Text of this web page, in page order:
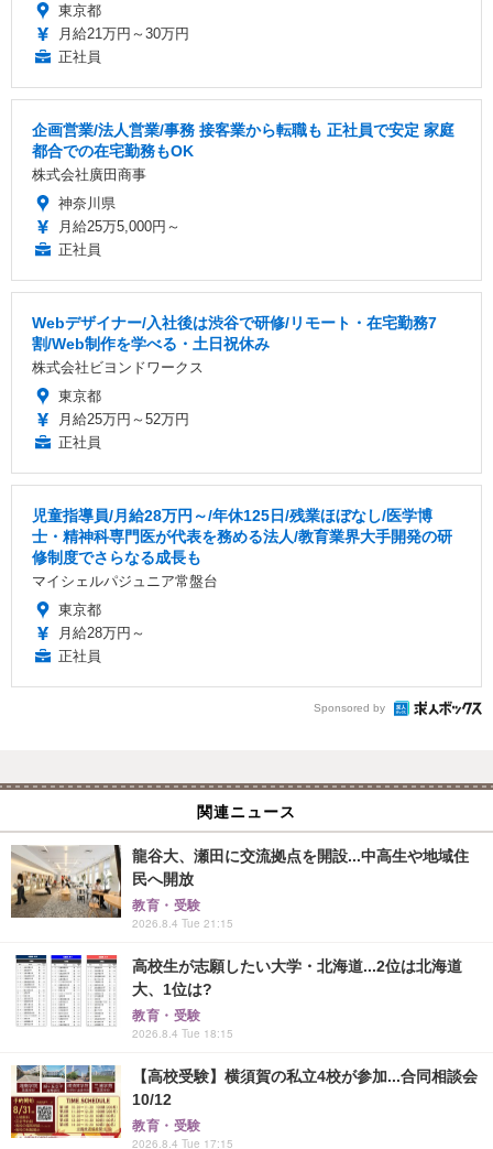
東京都
月給21万円～30万円
正社員
企画営業/法人営業/事務 接客業から転職も 正社員で安定 家庭
都合での在宅勤務もOK
株式会社廣田商事
神奈川県
月給25万5,000円～
正社員
Webデザイナー/入社後は渋谷で研修/リモート・在宅勤務7
割/Web制作を学べる・土日祝休み
株式会社ビヨンドワークス
東京都
月給25万円～52万円
正社員
児童指導員/月給28万円～/年休125日/残業ほぼなし/医学博
士・精神科専門医が代表を務める法人/教育業界大手開発の研
修制度でさらなる成長も
マイシェルパジュニア常盤台
東京都
月給28万円～
正社員
Sponsored by
関連ニュース
龍谷大、瀬田に交流拠点を開設...中高生や地域住
民へ開放
教育・受験
2026.8.4 Tue 21:15
高校生が志願したい大学・北海道...2位は北海道
大、1位は?
教育・受験
2026.8.4 Tue 18:15
【高校受験】横須賀の私立4校が参加...合同相談会
10/12
教育・受験
2026.8.4 Tue 17:15